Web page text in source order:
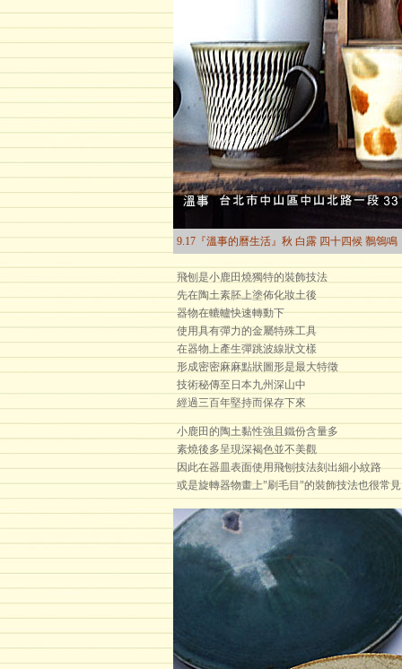
9.17『溫事的曆生活』秋 白露 四十四候 鶺鴒鳴
飛刨是小鹿田燒獨特的裝飾技法
先在陶土素胚上塗佈化妝土後
器物在轆轤快速轉動下
使用具有彈力的金屬特殊工具
在器物上產生彈跳波線狀文樣
形成密密麻麻點狀圖形是最大特徵
技術秘傳至日本九州深山中
經過三百年堅持而保存下來
小鹿田的陶土黏性強且鐵份含量多
素燒後多呈現深褐色並不美觀
因此在器皿表面使用飛刨技法刻出細小紋路
或是旋轉器物畫上"刷毛目"的裝飾技法也很常見